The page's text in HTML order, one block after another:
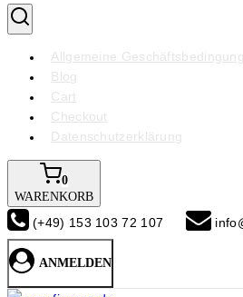
Allgemeine
Blog
Cart
Checkout
Datenschutzerklärung
0
WARENKORB
(+49) 153 103 72 107
ANMELDEN